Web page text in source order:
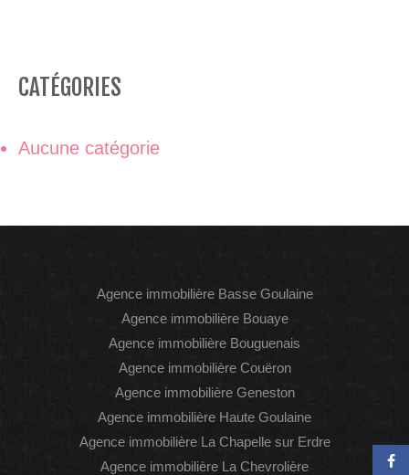
CATÉGORIES
Aucune catégorie
Agence immobilière Basse Goulaine
Agence immobilière Bouaye
Agence immobilière Bouguenais
Agence immobilière Couëron
Agence immobilière Geneston
Agence immobilière Haute Goulaine
Agence immobilière La Chapelle sur Erdre
Agence immobilière La Chevrolière